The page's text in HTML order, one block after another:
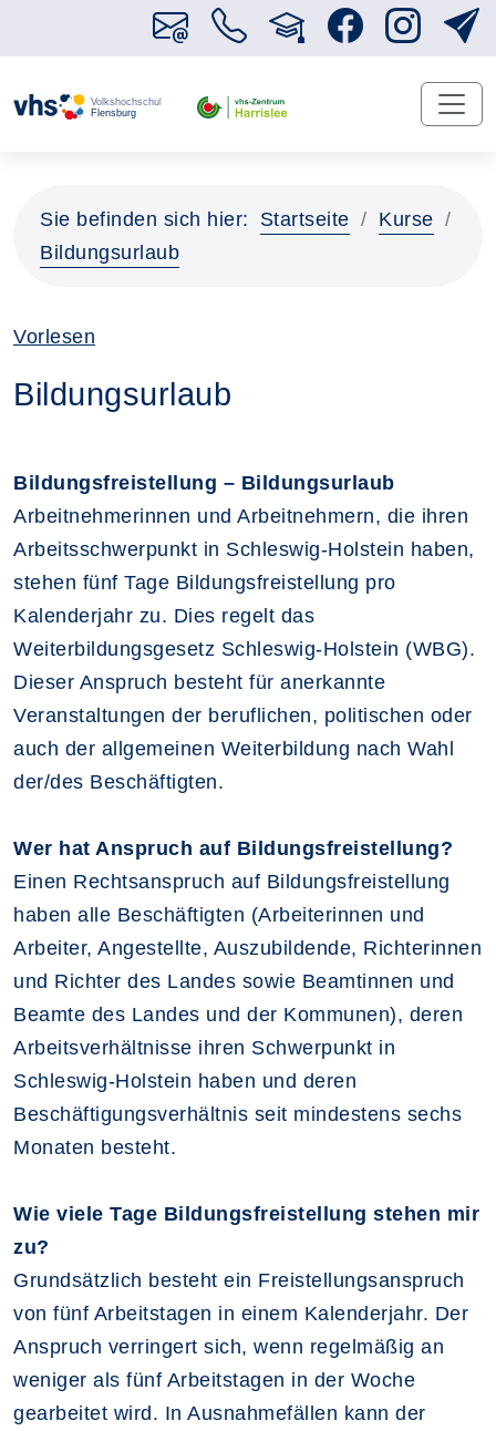
Sie befinden sich hier: Startseite
Kurse
Bildungsurlaub
Vorlesen
Bildungsurlaub
Bildungsfreistellung – Bildungsurlaub
Arbeitnehmerinnen und Arbeitnehmern, die ihren
Arbeitsschwerpunkt in Schleswig-Holstein haben,
stehen fünf Tage Bildungsfreistellung pro
Kalenderjahr zu. Dies regelt das
Weiterbildungsgesetz Schleswig-Holstein (WBG).
Dieser Anspruch besteht für anerkannte
Veranstaltungen der beruflichen, politischen oder
auch der allgemeinen Weiterbildung nach Wahl
der/des Beschäftigten.
Wer hat Anspruch auf Bildungsfreistellung?
Einen Rechtsanspruch auf Bildungsfreistellung
haben alle Beschäftigten (Arbeiterinnen und
Arbeiter, Angestellte, Auszubildende, Richterinnen
und Richter des Landes sowie Beamtinnen und
Beamte des Landes und der Kommunen), deren
Arbeitsverhältnisse ihren Schwerpunkt in
Schleswig-Holstein haben und deren
Beschäftigungsverhältnis seit mindestens sechs
Monaten besteht.
Wie viele Tage Bildungsfreistellung stehen mir
zu?
Grundsätzlich besteht ein Freistellungsanspruch
von fünf Arbeitstagen in einem Kalenderjahr. Der
Anspruch verringert sich, wenn regelmäßig an
weniger als fünf Arbeitstagen in der Woche
gearbeitet wird. In Ausnahmefällen kann der